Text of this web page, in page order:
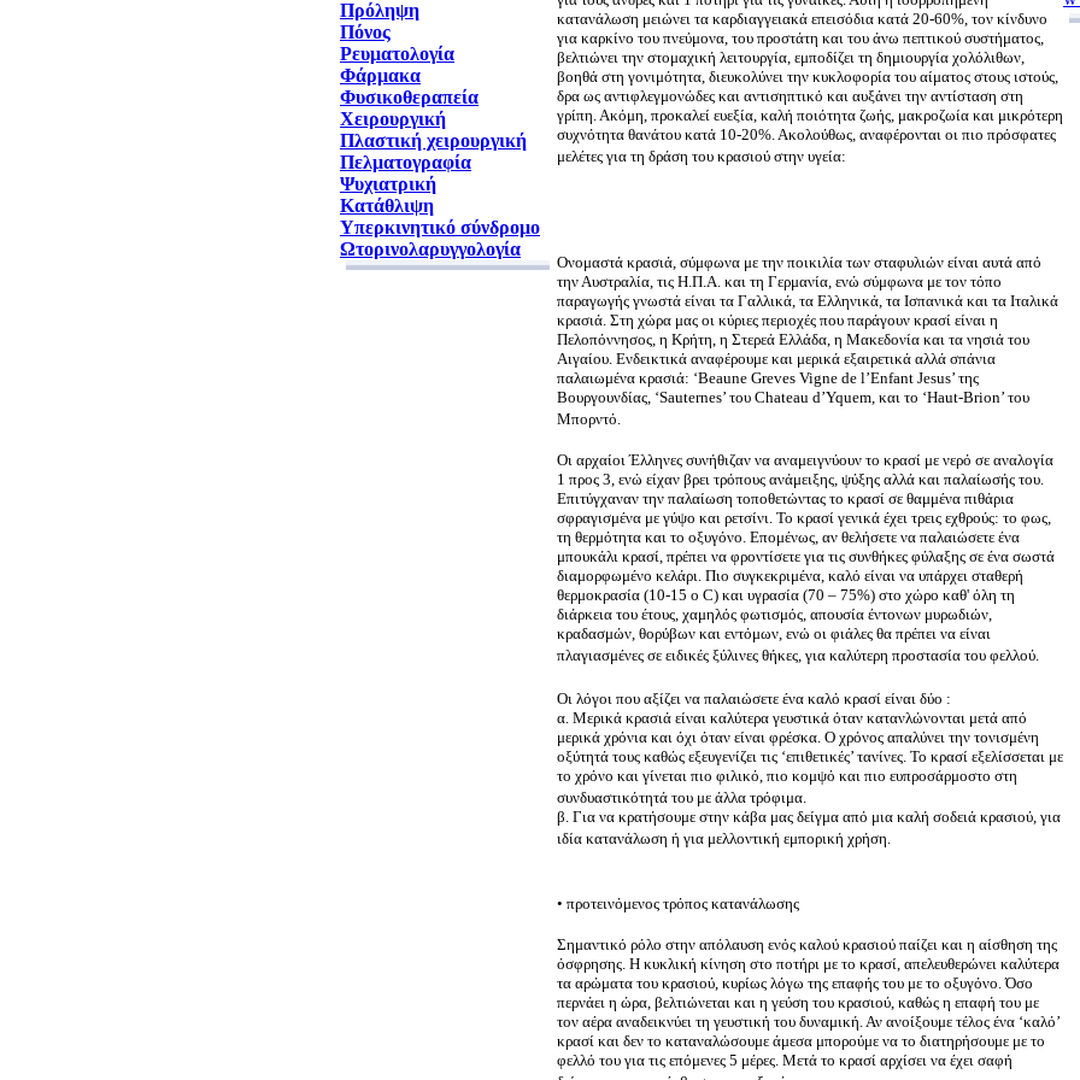
Πρόληψη
Πόνος
Ρευματολογία
Φάρμακα
Φυσικοθεραπεία
Χειρουργική
Πλαστική χειρουργική
Πελματογραφία
Ψυχιατρική
Κατάθλιψη
Υπερκινητικό σύνδρομο
Ωτορινολαρυγγολογία
κατανάλωση μειώνει τα καρδιαγγειακά επεισόδια κατά 20-60%, τον κίνδυνο
για καρκίνο του πνεύμονα, του προστάτη και του άνω πεπτικού συστήματος,
βελτιώνει την στομαχική λειτουργία, εμποδίζει τη δημιουργία χολόλιθων,
βοηθά στη γονιμότητα, διευκολύνει την κυκλοφορία του αίματος στους ιστούς,
δρα ως αντιφλεγμονώδες και αντισηπτικό και αυξάνει την αντίσταση στη
γρίπη. Ακόμη, προκαλεί ευεξία, καλή ποιότητα ζωής, μακροζωία και μικρότερη
συχνότητα θανάτου κατά 10-20%. Ακολούθως, αναφέρονται οι πιο πρόσφατες
μελέτες για τη δράση του κρασιού στην υγεία:
Ονομαστά κρασιά, σύμφωνα με την ποικιλία των σταφυλιών είναι αυτά από
την Αυστραλία, τις Η.Π.Α. και τη Γερμανία, ενώ σύμφωνα με τον τόπο
παραγωγής γνωστά είναι τα Γαλλικά, τα Ελληνικά, τα Ισπανικά και τα Ιταλικά
κρασιά. Στη χώρα μας οι κύριες περιοχές που παράγουν κρασί είναι η
Πελοπόννησος, η Κρήτη, η Στερεά Ελλάδα, η Μακεδονία και τα νησιά του
Αιγαίου. Ενδεικτικά αναφέρουμε και μερικά εξαιρετικά αλλά σπάνια
παλαιωμένα κρασιά: ‘Beaune Greves Vigne de l’Enfant Jesus’ της
Βουργουνδίας, ‘Sauternes’ του Chateau d’Yquem, και το ‘Haut-Brion’ του
Μπορντό.
Οι αρχαίοι Έλληνες συνήθιζαν να αναμειγνύουν το κρασί με νερό σε αναλογία
1 προς 3, ενώ είχαν βρει τρόπους ανάμειξης, ψύξης αλλά και παλαίωσής του.
Επιτύγχαναν την παλαίωση τοποθετώντας το κρασί σε θαμμένα πιθάρια
σφραγισμένα με γύψο και ρετσίνι. Το κρασί γενικά έχει τρεις εχθρούς: το φως,
τη θερμότητα και το οξυγόνο. Επομένως, αν θελήσετε να παλαιώσετε ένα
μπουκάλι κρασί, πρέπει να φροντίσετε για τις συνθήκες φύλαξης σε ένα σωστά
διαμορφωμένο κελάρι. Πιο συγκεκριμένα, καλό είναι να υπάρχει σταθερή
θερμοκρασία (10-15 ο C) και υγρασία (70 – 75%) στο χώρο καθ' όλη τη
διάρκεια του έτους, χαμηλός φωτισμός, απουσία έντονων μυρωδιών,
κραδασμών, θορύβων και εντόμων, ενώ οι φιάλες θα πρέπει να είναι
πλαγιασμένες σε ειδικές ξύλινες θήκες, για καλύτερη προστασία του φελλού.
Οι λόγοι που αξίζει να παλαιώσετε ένα καλό κρασί είναι δύο :
α. Μερικά κρασιά είναι καλύτερα γευστικά όταν κατανλώνονται μετά από
μερικά χρόνια και όχι όταν είναι φρέσκα. Ο χρόνος απαλύνει την τονισμένη
οξύτητά τους καθώς εξευγενίζει τις ‘επιθετικές’ τανίνες. Το κρασί εξελίσσεται με
το χρόνο και γίνεται πιο φιλικό, πιο κομψό και πιο ευπροσάρμοστο στη
συνδυαστικότητά του με άλλα τρόφιμα.
β. Για να κρατήσουμε στην κάβα μας δείγμα από μια καλή σοδειά κρασιού, για
ιδία κατανάλωση ή για μελλοντική εμπορική χρήση.
• προτεινόμενος τρόπος κατανάλωσης
Σημαντικό ρόλο στην απόλαυση ενός καλού κρασιού παίζει και η αίσθηση της
όσφρησης. Η κυκλική κίνηση στο ποτήρι με το κρασί, απελευθερώνει καλύτερα
τα αρώματα του κρασιού, κυρίως λόγω της επαφής του με το οξυγόνο. Όσο
περνάει η ώρα, βελτιώνεται και η γεύση του κρασιού, καθώς η επαφή του με
τον αέρα αναδεικνύει τη γευστική του δυναμική. Αν ανοίξουμε τέλος ένα ‘καλό’
κρασί και δεν το καταναλώσουμε άμεσα μπορούμε να το διατηρήσουμε με το
φελλό του για τις επόμενες 5 μέρες. Μετά το κρασί αρχίσει να έχει σαφή